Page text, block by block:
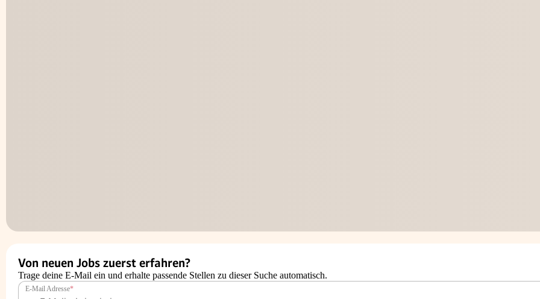
Von neuen Jobs zuerst erfahren?
Trage deine E-Mail ein und erhalte passende Stellen zu dieser Suche automatisch.
E-Mail Adresse*